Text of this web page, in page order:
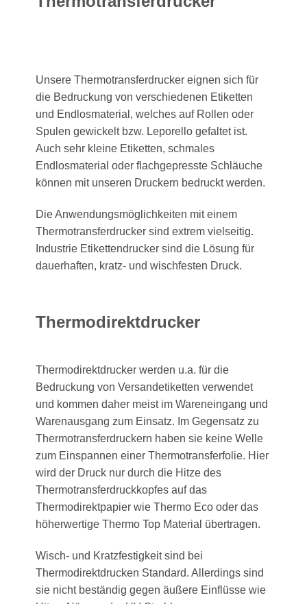
Unsere Thermotransferdrucker eignen sich für
die Bedruckung von verschiedenen Etiketten
und Endlosmaterial, welches auf Rollen oder
Spulen gewickelt bzw. Leporello gefaltet ist.
Auch sehr kleine Etiketten, schmales
Endlosmaterial oder flachgepresste Schläuche
können mit unseren Druckern bedruckt werden.
Die Anwendungsmöglichkeiten mit einem
Thermotransferdrucker sind extrem vielseitig.
Industrie Etikettendrucker sind die Lösung für
dauerhaften, kratz- und wischfesten Druck.
Thermodirektdrucker
Thermodirektdrucker werden u.a. für die
Bedruckung von Versandetiketten verwendet
und kommen daher meist im Wareneingang und
Warenausgang zum Einsatz. Im Gegensatz zu
Thermotransferdruckern haben sie keine Welle
zum Einspannen einer Thermotransferfolie. Hier
wird der Druck nur durch die Hitze des
Thermotransferdruckkopfes auf das
Thermodirektpapier wie Thermo Eco oder das
höherwertige Thermo Top Material übertragen.
Wisch- und Kratzfestigkeit sind bei
Thermodirektdrucken Standard. Allerdings sind
sie nicht beständig gegen äußere Einflüsse wie